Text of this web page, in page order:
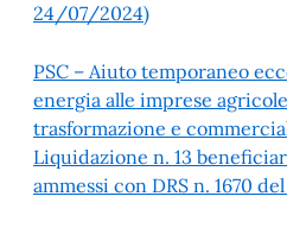
24/07/2024)
PSC – Aiuto temporaneo
energia alle imprese
trasformazione e
Liquidazione n. 13
ammessi con DRS n. 1670